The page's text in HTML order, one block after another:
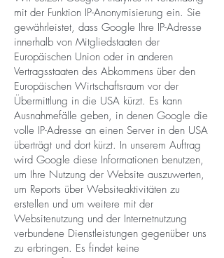
mit der Funktion IP-Anonymisierung ein. Sie
gewährleistet, dass Google Ihre IP-Adresse
innerhalb von Mitgliedstaaten der
Europäischen Union oder in anderen
Vertragsstaaten des Abkommens über den
Europäischen Wirtschaftsraum vor der
Übermittlung in die USA kürzt. Es kann
Ausnahmefälle geben, in denen Google die
volle IP-Adresse an einen Server in den USA
überträgt und dort kürzt. In unserem Auftrag
wird Google diese Informationen benutzen,
um Ihre Nutzung der Website auszuwerten,
um Reports über Websiteaktivitäten zu
erstellen und um weitere mit der
Websitenutzung und der Internetnutzung
verbundene Dienstleistungen gegenüber uns
zu erbringen. Es findet keine